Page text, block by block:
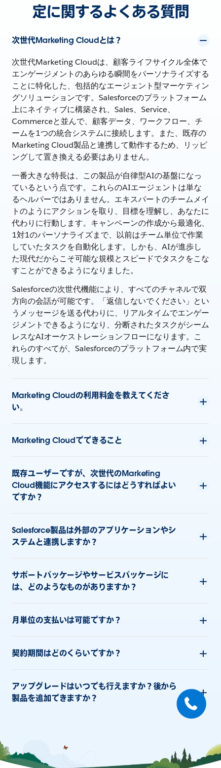
定に関するよくある質問
次世代Marketing Cloudとは？
次世代Marketing Cloudは、顧客ライフサイクル全体で
エンゲージメントのあらゆる瞬間をパーソナライズする
ことに特化した、包括的なエージェント型マーケティン
グソリューションです。Salesforceのプラットフォーム
上にネイティブに構築され、Sales、Service、
Commerceと並んで、顧客データ、ワークフロー、チ
ームを1つの統合システムに接続します。また、既存の
Marketing Cloud製品と連携して動作するため、リッピ
ングして置き換える必要はありません。
一番大きな特長は、この製品が自律型AIの基盤になっ
ているという点です。これらのAIエージェントは単な
るヘルパーではありません。エキスパートのチームメイ
トのようにアクションを取り、目標を理解し、あなたに
代わりに行動します。キャンペーンの作成から最適化、
1対1のパーソナライズまで、以前はチーム単位で作業
していたタスクを自動化します。しかも、AIが進歩し
た現代だからこそ可能な規模とスピードでタスクをこな
すことができるようになりました。
Salesforceの次世代機能により、すべてのチャネルで双
方向の会話が可能です。「返信しないでください」とい
うメッセージを送る代わりに、リアルタイムでエンゲー
ジメントできるようになり、分断されたタスクがシーム
レスなAIオーケストレーションフローになります。こ
れらのすべてが、Salesforceのプラットフォーム内で実
現します。
Marketing Cloudの利用料金を教えてくださ
い。
Marketing Cloudでできること
既存ユーザーですが、次世代のMarketing
Cloud機能にアクセスするにはどうすればよい
ですか？
Salesforce製品は外部のアプリケーションやシ
ステムと連携しますか？
サポートパッケージやサービスパッケージに
は、どのようなものがありますか？
月単位の支払いは可能ですか？
契約期間はどのくらいですか？
アップグレードはいつでも行えますか？後から
製品を追加できますか？